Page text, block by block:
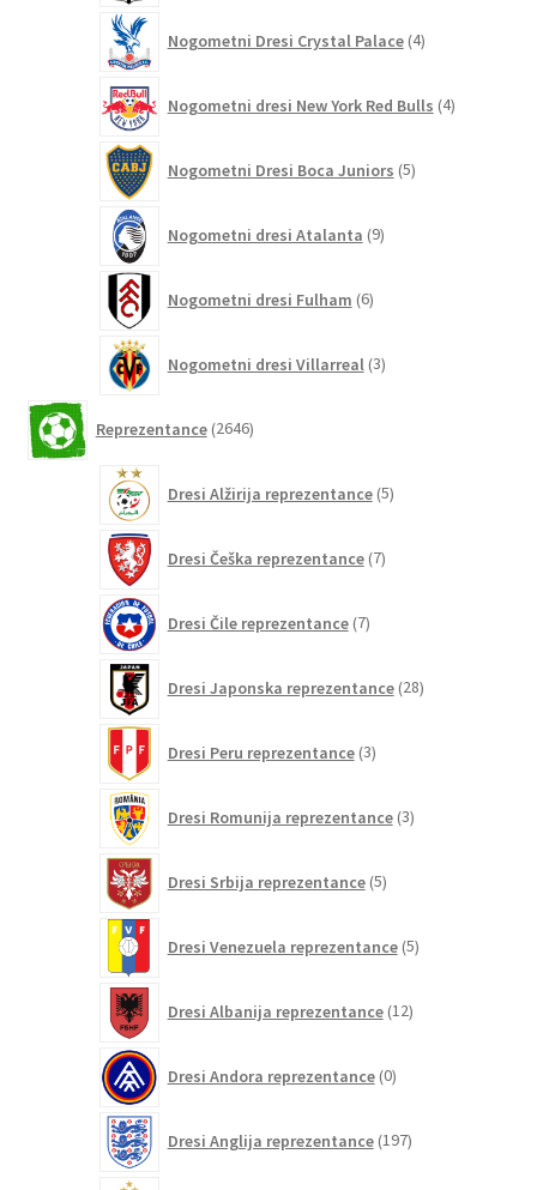
Nogometni Dresi Crystal Palace 4izdelki
Nogometni dresi New York Red Bulls 4izdelki
Nogometni Dresi Boca Juniors 5izdelkov
Nogometni dresi Atalanta 9izdelkov
Nogometni dresi Fulham 6izdelkov
Nogometni dresi Villarreal 3izdelki
Reprezentance 2646izdelkov
Dresi Alžirija reprezentance 5izdelkov
Dresi Češka reprezentance 7izdelkov
Dresi Čile reprezentance 7izdelkov
Dresi Japonska reprezentance 28izdelkov
Dresi Peru reprezentance 3izdelki
Dresi Romunija reprezentance 3izdelki
Dresi Srbija reprezentance 5izdelkov
Dresi Venezuela reprezentance 5izdelkov
Dresi Albanija reprezentance 12izdelkov
Dresi Andora reprezentance 0izdelkov
Dresi Anglija reprezentance 197izdelkov